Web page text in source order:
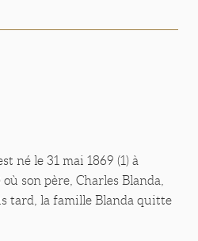
né le 31 mai 1869 (1) à
son père, Charles Blanda,
tard, la famille Blanda quitte